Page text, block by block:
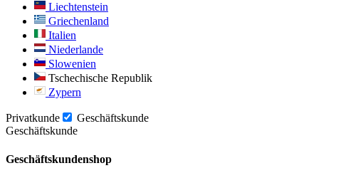
Liechtenstein
Griechenland
Italien
Niederlande
Slowenien
Tschechische Republik
Zypern
Privatkunde
Geschäftskunde
Geschäftskunde
Geschäftskundenshop